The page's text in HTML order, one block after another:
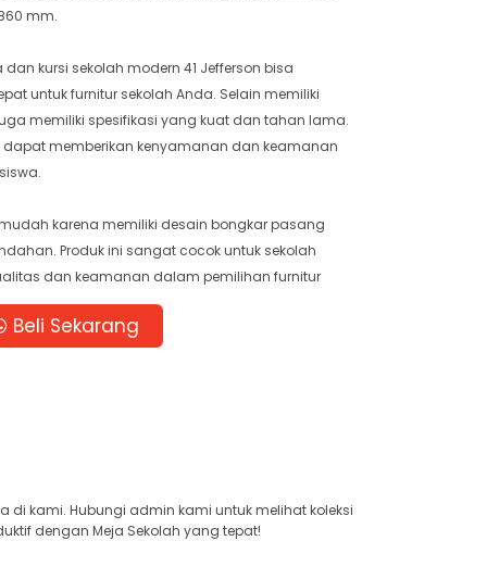
mm.
kursi sekolah modern 41 Jefferson bisa
untuk furnitur sekolah Anda. Selain memiliki
memiliki spesifikasi yang kuat dan tahan lama.
dapat memberikan kenyamanan dan keamanan
karena memiliki desain bongkar pasang
Produk ini sangat cocok untuk sekolah
dan keamanan dalam pemilihan furnitur
Beli Sekarang
di kami. Hubungi admin kami untuk melihat koleksi
dengan Meja Sekolah yang tepat!